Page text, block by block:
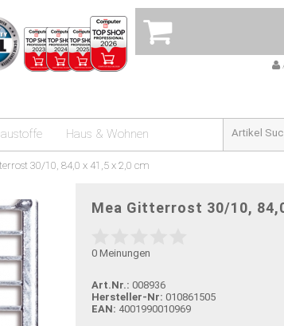
Haus & Wohnen
30/10, 84,0 x 41,5 x 2,0 cm
Mea Gitterrost 30/10,
0 Meinungen
Art.Nr.: 008936
Hersteller-Nr: 010861505
EAN: 4001990010969